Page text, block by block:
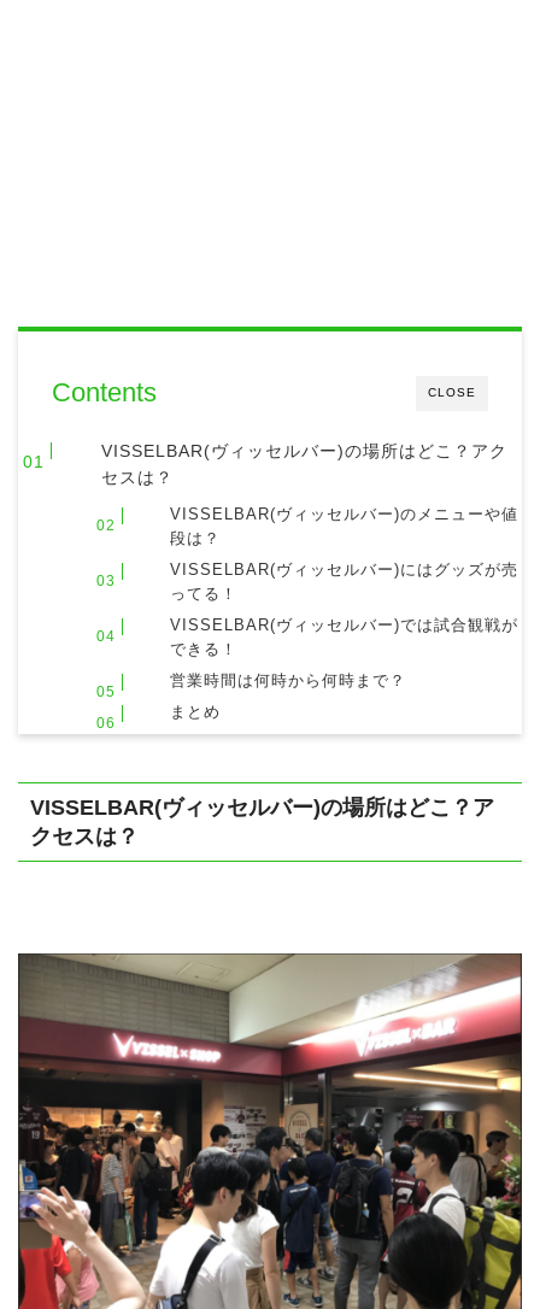
CLOSE
Contents
VISSELBAR(ヴィッセルバー)の場所はどこ？アク
セスは？
VISSELBAR(ヴィッセルバー)のメニューや値
段は？
VISSELBAR(ヴィッセルバー)にはグッズが売
ってる！
VISSELBAR(ヴィッセルバー)では試合観戦が
できる！
営業時間は何時から何時まで？
まとめ
VISSELBAR(ヴィッセルバー)の場所はどこ？ア
クセスは？